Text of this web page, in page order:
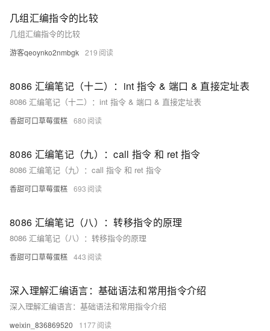
几组汇编指令的比较
几组汇编指令的比较
游客qeoynko2nmbgk 219
8086 汇编笔记（十二）：int 指令 & 端口 & 直接定址表
8086 汇编笔记（十二）：int 指令 & 端口 & 直接定址表
香甜可口草莓蛋糕 680
8086 汇编笔记（九）：call 指令 和 ret 指令
8086 汇编笔记（九）：call 指令 和 ret 指令
香甜可口草莓蛋糕 693
8086 汇编笔记（八）：转移指令的原理
8086 汇编笔记（八）：转移指令的原理
香甜可口草莓蛋糕 443
深入理解汇编语言：基础语法和常用指令介绍
深入理解汇编语言：基础语法和常用指令介绍
weixin_836869520 1177